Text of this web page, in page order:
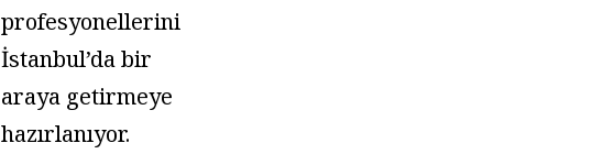
profesyonellerini
İstanbul’da bir
araya getirmeye
hazırlanıyor.